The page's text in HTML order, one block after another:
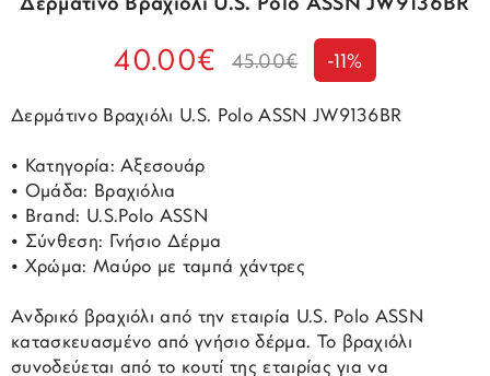
Δερμάτινο Βραχιόλι U.S. Polo ASSN JW9136BR
40.00€ 45.00€ -11%
Δερμάτινο Βραχιόλι U.S. Polo ASSN JW9136BR
• Κατηγορία: Αξεσουάρ
• Ομάδα: Βραχιόλια
• Brand: U.S.Polo ASSN
• Σύνθεση: Γνήσιο Δέρμα
• Χρώμα: Μαύρο με ταμπά χάντρες
Ανδρικό βραχιόλι από την εταιρία U.S. Polo ASSN
κατασκευασμένο από γνήσιο δέρμα. Το βραχιόλι
συνοδεύεται από το κουτί της εταιρίας για να